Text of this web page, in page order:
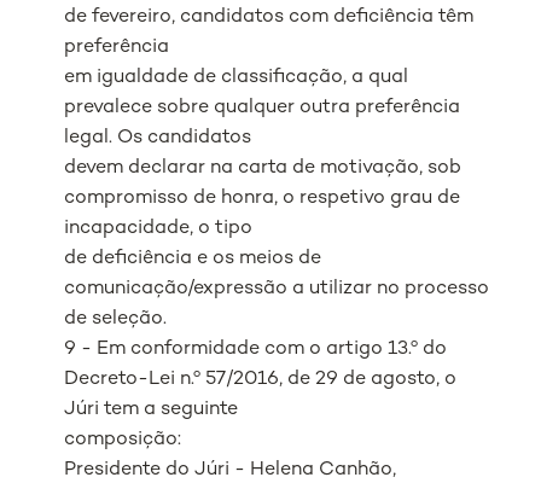
de fevereiro, candidatos com deficiência têm
preferência
em igualdade de classificação, a qual
prevalece sobre qualquer outra preferência
legal. Os candidatos
devem declarar na carta de motivação, sob
compromisso de honra, o respetivo grau de
incapacidade, o tipo
de deficiência e os meios de
comunicação/expressão a utilizar no processo
de seleção.
9 - Em conformidade com o artigo 13.º do
Decreto-Lei n.º 57/2016, de 29 de agosto, o
Júri tem a seguinte
composição:
Presidente do Júri - Helena Canhão,